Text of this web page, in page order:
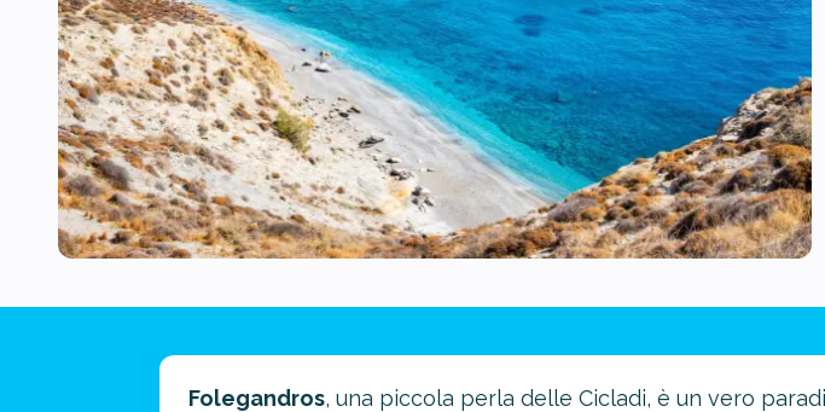
Folegandros, una piccola perla delle Cicladi, è un vero